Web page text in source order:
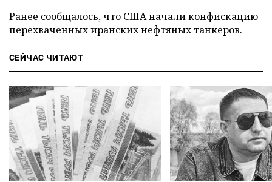
Ранее сообщалось, что СШАначали конфискацию
перехваченных иранских нефтяных танкеров.
СЕЙЧАС ЧИТАЮТ